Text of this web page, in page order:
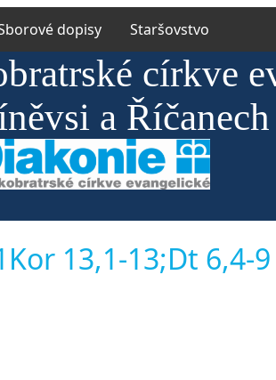
dopisy Staršovstvo
církve
a Říčanech
13,1-13;Dt 6,4-